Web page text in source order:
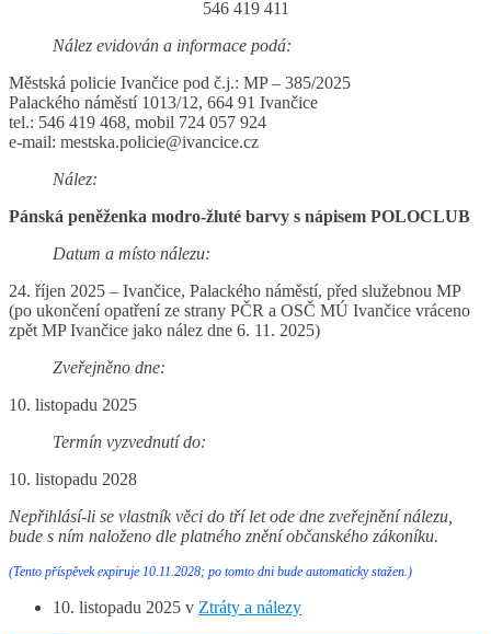
546 419 411
Nález evidován a informace podá:
Městská policie Ivančice pod č.j.: MP – 385/2025
Palackého náměstí 1013/12, 664 91 Ivančice
tel.: 546 419 468, mobil 724 057 924
e-mail: mestska.policie@ivancice.cz
Nález:
Pánská peněženka modro-žluté barvy s nápisem POLOCLUB
Datum a místo nálezu:
24. říjen 2025 – Ivančice, Palackého náměstí, před služebnou MP
(po ukončení opatření ze strany PČR a OSČ MÚ Ivančice vráceno
zpět MP Ivančice jako nález dne 6. 11. 2025)
Zveřejněno dne:
10. listopadu 2025
Termín vyzvednutí do:
10. listopadu 2028
Nepřihlásí-li se vlastník věci do tří let ode dne zveřejnění nálezu,
bude s ním naloženo dle platného znění občanského zákoníku.
(Tento příspěvek expiruje 10.11.2028; po tomto dni bude automaticky stažen.)
10. listopadu 2025 v Ztráty a nálezy